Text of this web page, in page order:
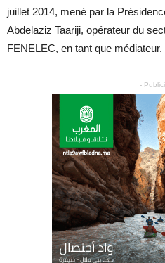
juillet 2014, mené par la
Abdelaziz Taariji, opérateur du
FENELEC, en tant que médiateur.
-